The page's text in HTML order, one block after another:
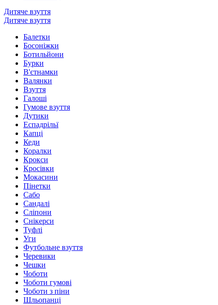
Дитяче взуття
Дитяче взуття
Балетки
Босоніжки
Ботильйони
Бурки
В'єтнамки
Валянки
Взуття
Галоші
Гумове взуття
Дутики
Еспадрільї
Капці
Кеди
Коралки
Крокси
Кросівки
Мокасини
Пінетки
Сабо
Сандалі
Сліпони
Снікерси
Туфлі
Уги
Футбольне взуття
Черевики
Чешки
Чоботи
Чоботи гумові
Чоботи з піни
Шльопанці